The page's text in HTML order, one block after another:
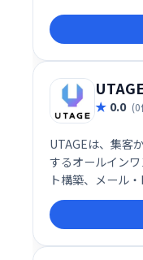
アフィリエイト
全て揃っています
の信頼性を証明
オンラインビジ
無料トライアル
ください。
UTAGE
0.0 (0
UTAGEは、集客
するオールイン
ト構築、メール
プ管理、決済処
ビジネスに必要な
し、売上アップ
みの事業者様は